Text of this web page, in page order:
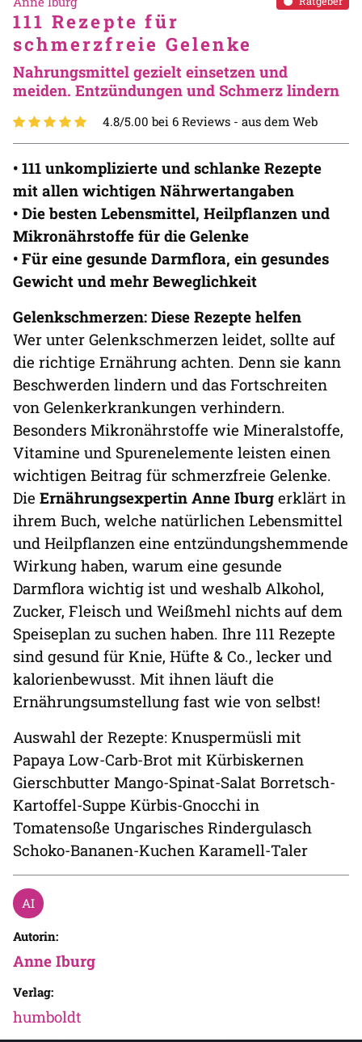
111 Rezepte für
schmerzfreie Gelenke
Nahrungsmittel gezielt einsetzen und
meiden. Entzündungen und Schmerz lindern
4.8/5.00 bei 6 Reviews - aus dem Web
• 111 unkomplizierte und schlanke Rezepte
mit allen wichtigen Nährwertangaben
• Die besten Lebensmittel, Heilpflanzen und
Mikronährstoffe für die Gelenke
• Für eine gesunde Darmflora, ein gesundes
Gewicht und mehr Beweglichkeit
Gelenkschmerzen: Diese Rezepte helfen
Wer unter Gelenkschmerzen leidet, sollte auf
die richtige Ernährung achten. Denn sie kann
Beschwerden lindern und das Fortschreiten
von Gelenkerkrankungen verhindern.
Besonders Mikronährstoffe wie Mineralstoffe,
Vitamine und Spurenelemente leisten einen
wichtigen Beitrag für schmerzfreie Gelenke.
Die Ernährungsexpertin Anne Iburg erklärt in
ihrem Buch, welche natürlichen Lebensmittel
und Heilpflanzen eine entzündungshemmende
Wirkung haben, warum eine gesunde
Darmflora wichtig ist und weshalb Alkohol,
Zucker, Fleisch und Weißmehl nichts auf dem
Speiseplan zu suchen haben. Ihre 111 Rezepte
sind gesund für Knie, Hüfte & Co., lecker und
kalorienbewusst. Mit ihnen läuft die
Ernährungsumstellung fast wie von selbst!
Auswahl der Rezepte: Knuspermüsli mit
Papaya Low-Carb-Brot mit Kürbiskernen
Gierschbutter Mango-Spinat-Salat Borretsch-
Kartoffel-Suppe Kürbis-Gnocchi in
Tomatensoße Ungarisches Rindergulasch
Schoko-Bananen-Kuchen Karamell-Taler
Autorin:
Anne Iburg
Verlag:
humboldt